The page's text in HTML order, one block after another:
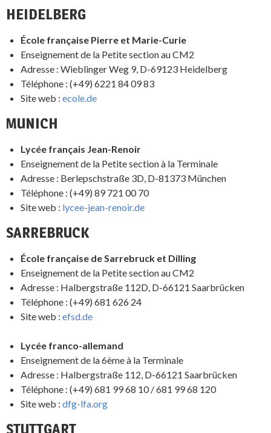
HEIDELBERG
École française Pierre et Marie-Curie
Enseignement de la Petite section au CM2
Adresse : Wieblinger Weg 9, D-69123 Heidelberg
Téléphone : (+49) 6221 84 09 83
Site web : ecole.de
MUNICH
Lycée français Jean-Renoir
Enseignement de la Petite section à la Terminale
Adresse : Berlepschstraße 3D, D-81373 München
Téléphone : (+49) 89 721 00 70
Site web : lycee-jean-renoir.de
SARREBRUCK
École française de Sarrebruck et Dilling
Enseignement de la Petite section au CM2
Adresse : Halbergstraße 112D, D-66121 Saarbrücken
Téléphone : (+49) 681 626 24
Site web : efsd.de
Lycée franco-allemand
Enseignement de la 6ème à la Terminale
Adresse : Halbergstraße 112, D-66121 Saarbrücken
Téléphone : (+49) 681 99 68 10 / 681 99 68 120
Site web : dfg-lfa.org
STUTTGART